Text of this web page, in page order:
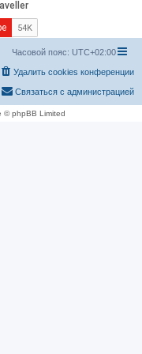
Часовой пояс: UTC+02:00
Удалить cookies конференции
Связаться с администрацией
© phpBB Limited